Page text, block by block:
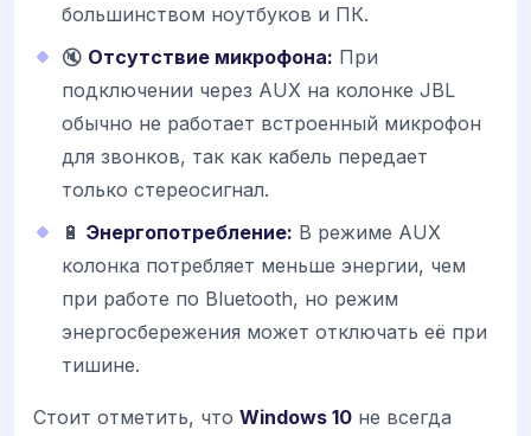
большинством ноутбуков и ПК.
🔇 Отсутствие микрофона: При
подключении через AUX на колонке JBL
обычно не работает встроенный микрофон
для звонков, так как кабель передает
только стереосигнал.
🔋 Энергопотребление: В режиме AUX
колонка потребляет меньше энергии, чем
при работе по Bluetooth, но режим
энергосбережения может отключать её при
тишине.
Стоит отметить, что Windows 10 не всегда